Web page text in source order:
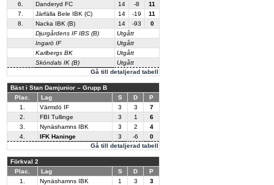
Gå till detaljerad tabell
6.
Danderyd FC 14 -8
11
7.
Järfälla Bele IBK (C) 14 -19
11
8.
Nacka IBK (B) 14 -93
0
Djurgårdens IF IBS (B)
Utgått
Ingarö IF
Utgått
Karlbergs BK
Utgått
Sköndals IK (B)
Utgått
Bäst i Stan Damjunior – Grupp B
Plac.
Lag S D P
Gå till detaljerad tabell
1. Värmdö IF 3 3
7
2.
FBI Tullinge 3 1
6
3.
Nynäshamns IBK 3 2
4
4.
IFK Haninge 3 -6 0
Förkval 2
Plac.
Lag S D P
1. Nynäshamns IBK 1 3
3